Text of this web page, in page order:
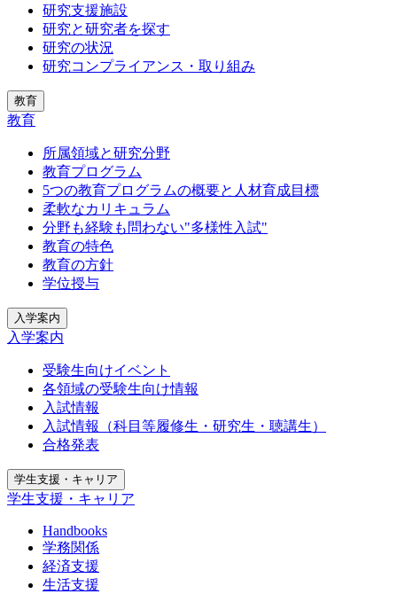
研究支援施設
研究と研究者を探す
研究の状況
研究コンプライアンス・取り組み
教育
教育
所属領域と研究分野
教育プログラム
5つの教育プログラムの概要と人材育成目標
柔軟なカリキュラム
分野も経験も問わない"多様性入試"
教育の特色
教育の方針
学位授与
入学案内
入学案内
受験生向けイベント
各領域の受験生向け情報
入試情報
入試情報（科目等履修生・研究生・聴講生）
合格発表
学生支援・キャリア
学生支援・キャリア
Handbooks
学務関係
経済支援
生活支援